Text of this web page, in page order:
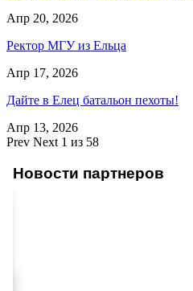
Апр 20, 2026
Ректор МГУ из Ельца
Апр 17, 2026
Дайте в Елец батальон пехоты!
Апр 13, 2026
Prev Next 1 из 58
Новости партнеров